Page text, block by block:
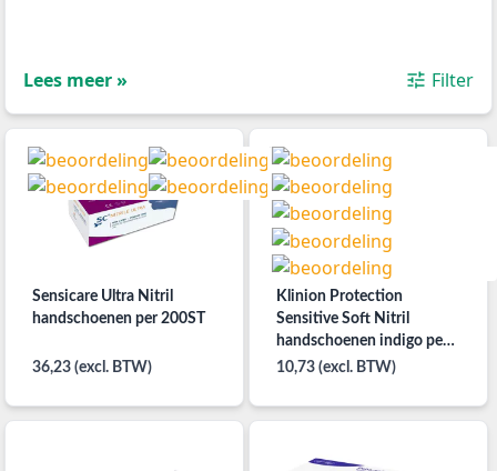
Lees meer » Filter
Sensicare Ultra Nitril
handschoenen per 200ST
36,23 (excl. BTW)
Klinion Protection
Sensitive Soft Nitril
handschoenen indigo per
150ST
10,73 (excl. BTW)